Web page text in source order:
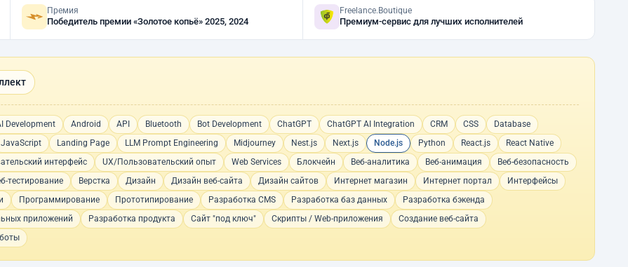
Премия
Победитель премии «Золотое копьё» 2025, 2024
Freelance.Boutique
Премиум-сервис для лучших исполнителей
Development Android API Bluetooth Bot Development ChatGPT ChatGPT AI Integration CRM CSS
Database
JavaScript Landing Page LLM Prompt Engineering Midjourney Nest.js Next.js Node.js Python React.js
React Native
интерфейс UX/Пользовательский опыт Web Services Блокчейн Веб-аналитика Веб-анимация
Веб-безопасность
тестирование Верстка Дизайн Дизайн веб-сайта Дизайн сайтов Интернет магазин Интернет портал
Интерфейсы
Программирование Прототипирование Разработка CMS Разработка баз данных
Разработка бэкенда
приложений Разработка продукта Сайт "под ключ" Скрипты / Web-приложения
Создание веб-сайта